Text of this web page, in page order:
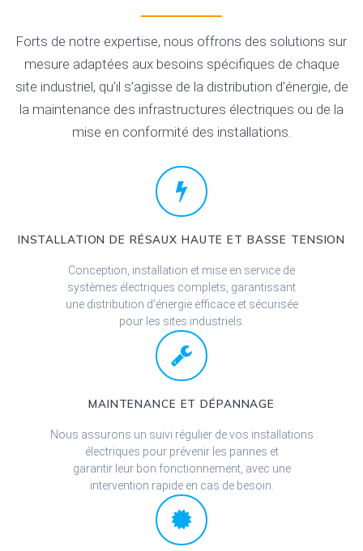
Forts de notre expertise, nous offrons des solutions sur
mesure adaptées aux besoins spécifiques de chaque
site industriel, qu’il s’agisse de la distribution d’énergie, de
la maintenance des infrastructures électriques ou de la
mise en conformité des installations.
INSTALLATION DE RÉSAUX HAUTE ET BASSE TENSION
Conception, installation et mise en service de
systèmes électriques complets, garantissant
une distribution d’énergie efficace et sécurisée
pour les sites industriels.
MAINTENANCE ET DÉPANNAGE
Nous assurons un suivi régulier de vos installations
électriques pour prévenir les pannes et
garantir leur bon fonctionnement, avec une
intervention rapide en cas de besoin.